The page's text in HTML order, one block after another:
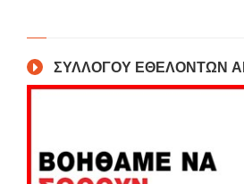
ΣΥΛΛΟΓΟΥ ΕΘΕΛΟΝΤΩΝ